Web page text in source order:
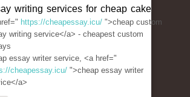
writing services for cheap cake
https://cheapessay.icu/ ">cheap custom
writing service</a> - cheapest custom
essay writer service, <a href="
cheapessay.icu/ ">cheap essay writer
a>